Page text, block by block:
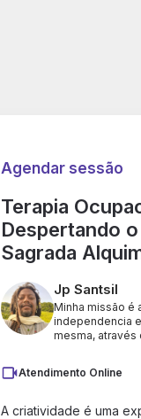
Agendar sessão
Terapia
Despertando
Sagrada
Jp Santsil
Minha missão é
independencia
mesma, através
Atendimento Online
A criatividade é uma